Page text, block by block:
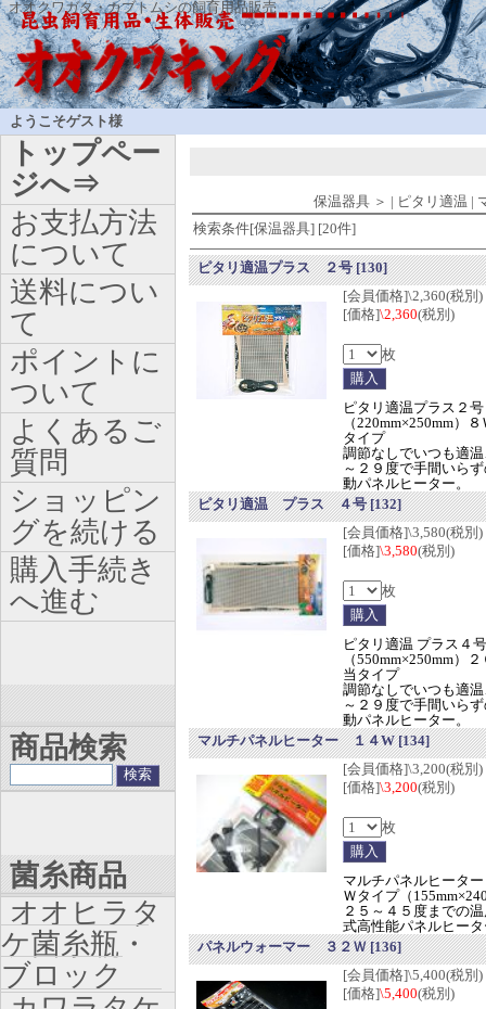
オオクワガタ・カブトムシの飼育用品販売
ようこそゲスト様
保温器具＞ | ピタリ適温 |
検索条件[保温器具] [20件]
ピタリ適温プラス ２号[130]
[会員価格]\2,360(税別)
[価格]\2,360(税別)
枚
ピタリ適温プラス２号
（220mm×250mm）
タイプ
調節なしでいつも適
～２９度で手間いら
動パネルヒーター。
ピタリ適温 プラス ４号[132]
[会員価格]\3,580(税別)
[価格]\3,580(税別)
枚
ピタリ適温 プラス４
（550mm×250mm）
当タイプ
調節なしでいつも適
～２９度で手間いら
動パネルヒーター。
マルチパネルヒーター １４W[134]
[会員価格]\3,200(税別)
[価格]\3,200(税別)
枚
マルチパネルヒータ
Ｗタイプ（
２５～４５度までの
式高性能パネルヒー
パネルウォーマー ３２Ｗ[136]
[会員価格]\5,400(税別)
[価格]\5,400(税別)
トップペー
ジへ⇒
お支払方法
について
送料につい
て
ポイントに
ついて
よくあるご
質問
ショッピン
グを続ける
購入手続き
へ進む
商品検索
菌糸商品
オオヒラタ
ケ菌糸瓶・
ブロック